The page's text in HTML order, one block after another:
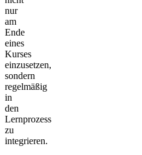
nur
am
Ende
eines
Kurses
einzusetzen,
sondern
regelmäßig
in
den
Lernprozess
zu
integrieren.